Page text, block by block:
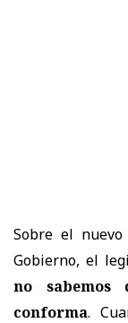
Sobre el
Gobierno, el
no
conforma.